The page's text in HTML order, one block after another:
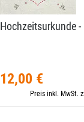
Hochzeitsurkunde -
12,00 €
Preis inkl. MwSt.